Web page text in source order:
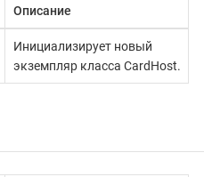
Описание
Инициализирует новый
экземпляр класса CardHost.